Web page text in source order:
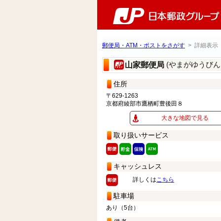
郵便局・ATM・ポストをさがす > 詳細表示
山家郵便局 (やまがゆうび
住所
〒629-1263
京都府綾部市鷹栖町豊後田８
大きな地図で見る
取り扱いサービス
キャッシュレス
詳しくはこちら
駐車場
あり（5台）